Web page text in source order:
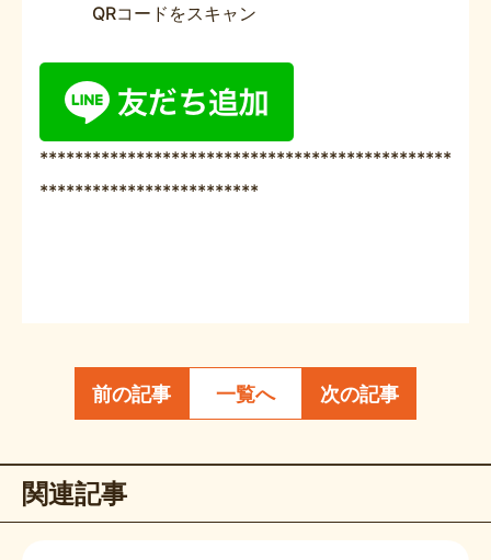
QRコードをスキャン
***********************************************
*************************
前の記事 一覧へ 次の記事
関連記事